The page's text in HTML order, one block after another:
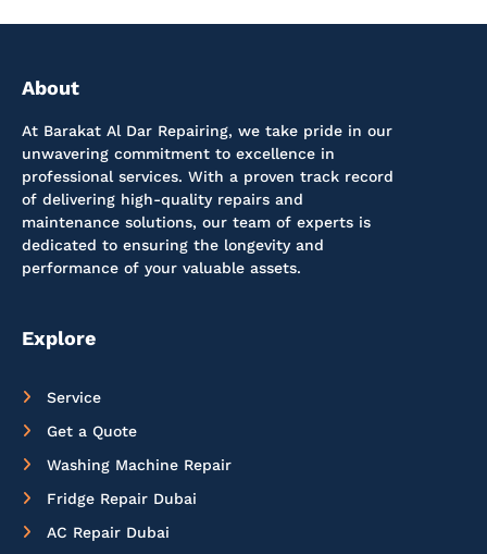
About
At Barakat Al Dar Repairing, we take pride in our
unwavering commitment to excellence in
professional services. With a proven track record
of delivering high-quality repairs and
maintenance solutions, our team of experts is
dedicated to ensuring the longevity and
performance of your valuable assets.
Explore
Service
Get a Quote
Washing Machine Repair
Fridge Repair Dubai
AC Repair Dubai